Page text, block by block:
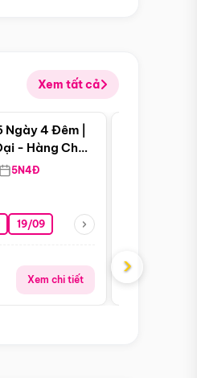
Xem tất cả
Điểm nổi bật
4 Đêm |
- Hàng Châu
Kính
5N4Đ
19/09
Xem chi tiết
Giá từ:
›